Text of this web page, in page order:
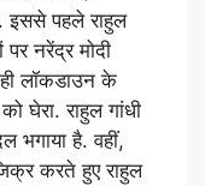
इससे पहले राहुल
नरेंद्र मोदी
लॉकडाउन के
घेरा. राहुल गांधी
भगाया है. वहीं,
करते हुए राहुल